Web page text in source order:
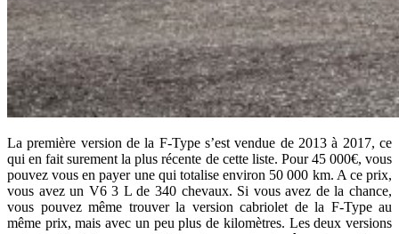
La première version de la F-Type s’est vendue de 2013 à 2017, ce
qui en fait surement la plus récente de cette liste. Pour 45 000€, vous
pouvez vous en payer une qui totalise environ 50 000 km. A ce prix,
vous avez un V6 3 L de 340 chevaux. Si vous avez de la chance,
vous pouvez même trouver la version cabriolet de la F-Type au
même prix, mais avec un peu plus de kilomètres. Les deux versions